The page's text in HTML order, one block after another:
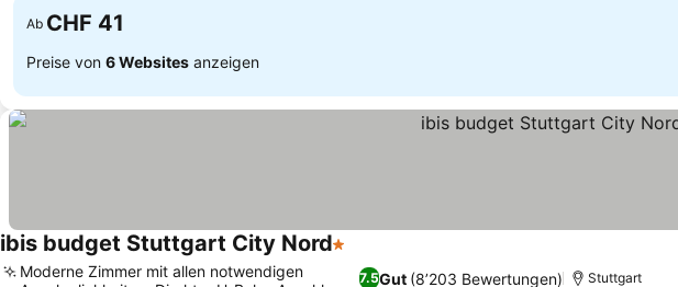
Ab CHF 41
Preise von 6 Websites anzeigen
ibis budget Stuttgart City Nord1 Sterne
7.5Gut (8’203 Bewertungen)
Moderne Zimmer mit allen notwendigen
Stuttgart